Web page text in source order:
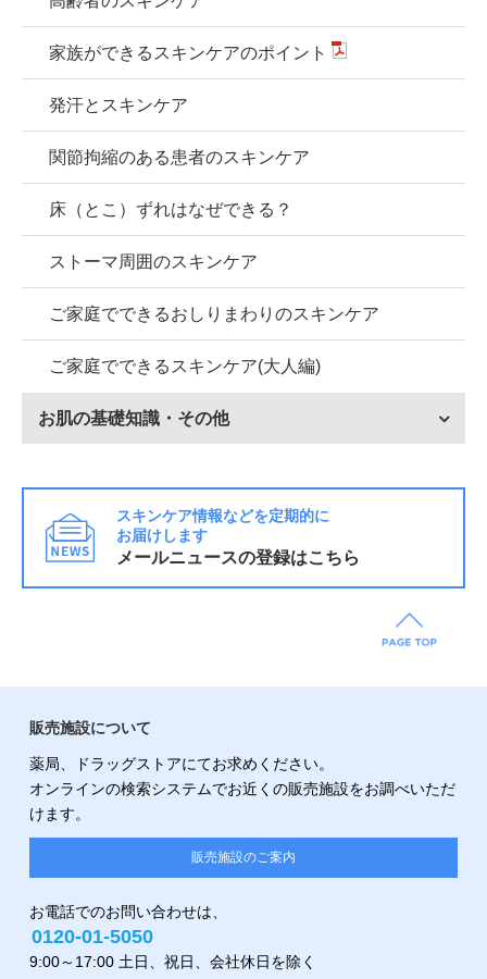
家族ができるスキンケアのポイント
発汗とスキンケア
関節拘縮のある患者のスキンケア
床（とこ）ずれはなぜできる？
ストーマ周囲のスキンケア
ご家庭でできるおしりまわりのスキンケア
ご家庭でできるスキンケア(大人編)
お肌の基礎知識・その他
スキンケア情報などを定期的に
お届けします
メールニュースの登録はこちら
販売施設について
薬局、ドラッグストアにてお求めください。
オンラインの検索システムでお近くの販売施設をお調べいただ
けます。
販売施設のご案内
お電話でのお問い合わせは、
0120-01-5050
9:00～17:00 土日、祝日、会社休日を除く